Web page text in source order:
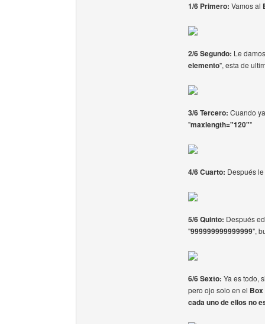
1/6 Primero: Vamos al
2/6 Segundo: Le
elemento", esta de
3/6 Tercero: Cuando
"maxlength="120""
4/6 Cuarto: Después
5/6 Quinto: Después
"999999999999999",
6/6 Sexto: Ya es todo,
pero ojo solo en el Box
cada uno de ellos no